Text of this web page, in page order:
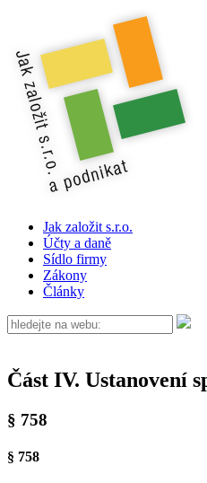
Jak založit s.r.o.
Účty a daně
Sídlo firmy
Zákony
Články
Část IV. Ustanovení
§ 758
§ 758